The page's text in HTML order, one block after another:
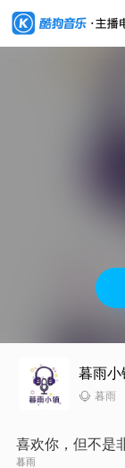
暮雨小
暮雨
喜欢你，但不是
暮雨